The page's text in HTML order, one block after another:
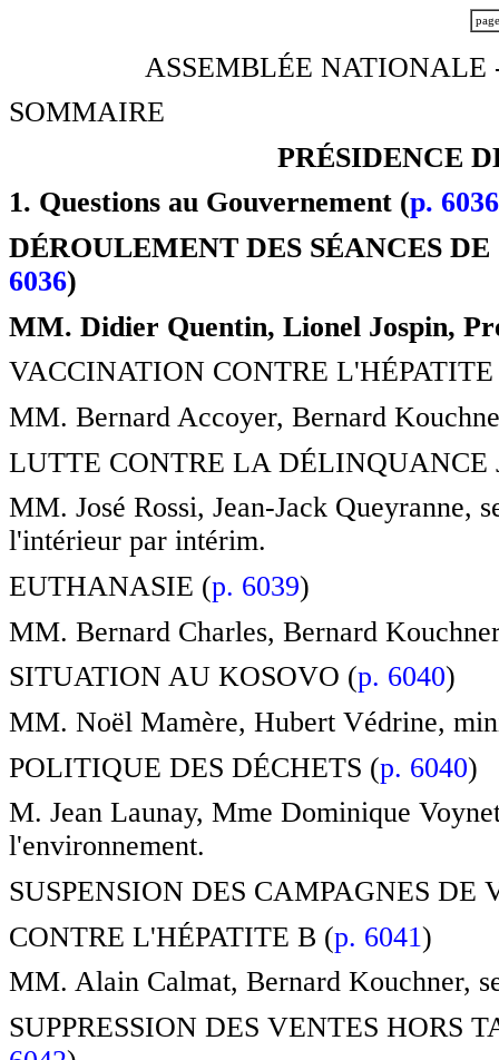
ASSEMBLÉE NATIONALE
SOMMAIRE
PRÉSIDENCE
1. Questions au Gouvernement (p. 6036
DÉROULEMENT DES SÉANCES
6036)
MM. Didier Quentin, Lionel Jospin,
VACCINATION CONTRE
MM. Bernard Accoyer, Bernard
LUTTE CONTRE LA DÉLINQUANCE
MM. José Rossi, Jean-Jack Queyranne,
l'intérieur par intérim.
EUTHANASIE (p. 6039)
MM. Bernard Charles, Bernard
SITUATION AU KOSOVO (p. 6040)
MM. Noël Mamère, Hubert Védrine,
POLITIQUE DES DÉCHETS (p. 6040)
M. Jean Launay, Mme Dominique
l'environnement.
SUSPENSION DES CAMPAGNES DE
CONTRE L'HÉPATITE B (p. 6041)
MM. Alain Calmat, Bernard Kouchner,
SUPPRESSION DES VENTES HORS